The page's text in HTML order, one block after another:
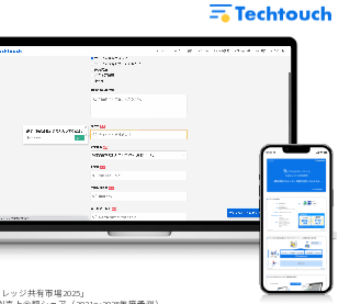
ジ共有市場2025」